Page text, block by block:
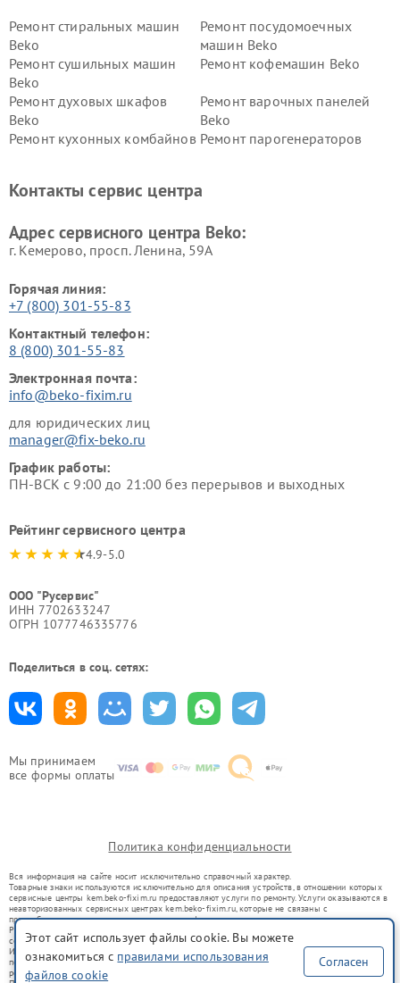
Мы принимаем
все формы оплаты
Ремонт стиральных машин
Beko
Ремонт посудомоечных
машин Beko
Ремонт сушильных машин
Beko
Ремонт кофемашин Beko
Ремонт духовых шкафов
Beko
Ремонт варочных панелей
Beko
Ремонт кухонных комбайнов Ремонт парогенераторов
Ремонт холодильников Beko Ремонт морозильных камер
Контакты сервис центра
Адрес сервисного центра Beko:
г. Кемерово, просп. Ленина, 59А
Горячая линия:
+7 (800) 301-55-83
Контактный телефон:
8 (800) 301-55-83
Электронная почта:
info@beko-fixim.ru
для юридических лиц
manager@fix-beko.ru
График работы:
ПН-ВСК с 9:00 до 21:00 без перерывов и выходных
Рейтинг сервисного центра
4.9-5.0
ООО "Русервис"
ИНН 7702633247
ОГРН 1077746335776
Поделиться в соц. сетях:
Политика конфиденциальности
Вся информация на сайте носит исключительно справочный характер.
Товарные знаки используются исключительно для описания устройств, в отношении которых
сервисные центры kem.beko-fixim.ru предоставляют услуги по ремонту. Услуги оказываются в
неавторизованных сервисных центрах kem.beko-fixim.ru, которые не связаны с
правообладателями товарных знаков или их официальными представителями.
Ремонт осуществляется для устройств, уже введенных в гражданский оборот в соответствии
со статьей 1487 ГК РФ.
Использование товарных знаков не преследует цели индивидуализации услуг или введения
потребителей в заблуждение, а служит для информирования о предоставляемых услугах по
ремонту техники указанных брендов.
Этот сайт использует файлы cookie. Вы можете
ознакомиться с правилами использования
файлов cookie
Согласен